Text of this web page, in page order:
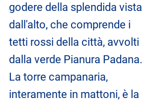
godere della splendida vista
dall'alto, che comprende i
tetti rossi della città, avvolti
dalla verde Pianura Padana.
La torre campanaria,
interamente in mattoni, è la